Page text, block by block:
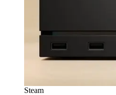
Steam